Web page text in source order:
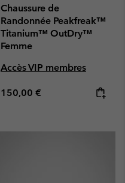
Chaussure de
Randonnée Peakfreak™
Titanium™ OutDry™
Femme
Accès VIP membres
Regular price:
150,00 €